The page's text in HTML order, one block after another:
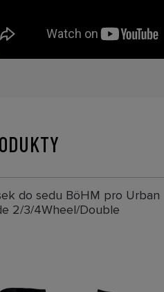
do sedu BöHM pro Urban
2/3/4Wheel/Double